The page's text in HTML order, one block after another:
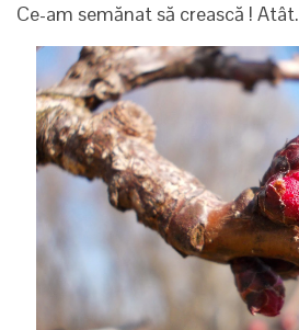
Ce-am semănat să crească ! Atât.